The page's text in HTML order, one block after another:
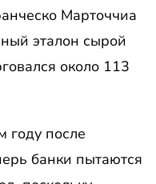
Марточчиа
эталон сырой
около 113
году после
банки пытаются